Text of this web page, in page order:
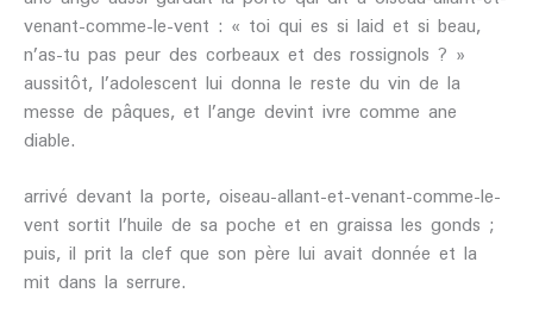
venant-comme-le-vent : « toi qui es si laid et si beau,
n’as-tu pas peur des corbeaux et des rossignols ? »
aussitôt, l’adolescent lui donna le reste du vin de la
messe de pâques, et l’ange devint ivre comme ane
diable.
arrivé devant la porte, oiseau-allant-et-venant-comme-le-
vent sortit l’huile de sa poche et en graissa les gonds ;
puis, il prit la clef que son père lui avait donnée et la
mit dans la serrure.